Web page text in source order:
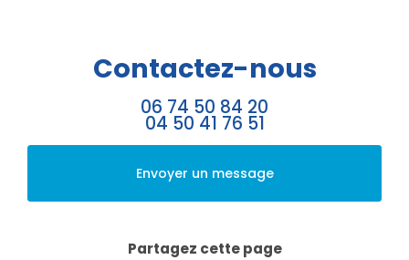
Contactez-nous
06 74 50 84 20
04 50 41 76 51
Envoyer un message
Partagez cette page